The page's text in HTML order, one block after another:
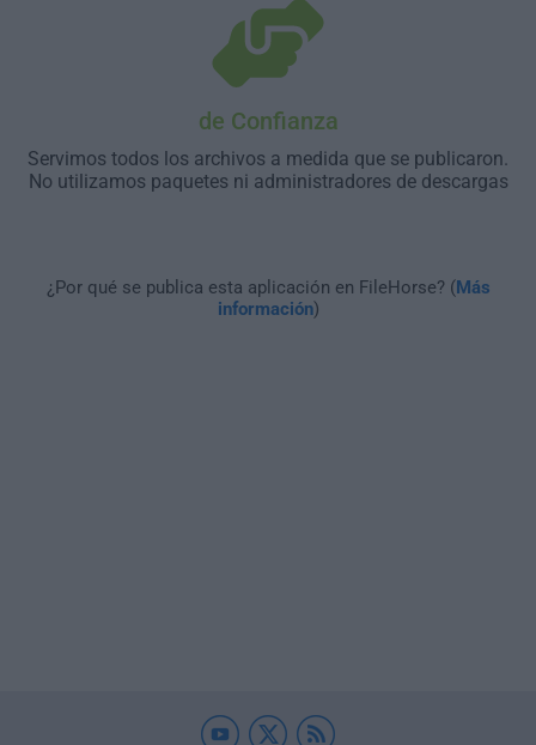
de Confianza
Servimos todos los archivos a medida que se publicaron.
No utilizamos paquetes ni administradores de descargas
¿Por qué se publica esta aplicación en FileHorse? (Más
información)